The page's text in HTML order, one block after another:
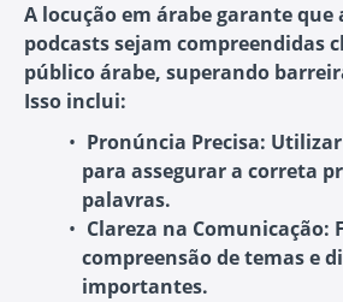
A locução em árabe garante que
podcasts sejam compreendidas
público árabe, superando
Isso inclui:
Pronúncia Precisa:
para assegurar a correta
palavras.
Clareza na Comunicação:
compreensão de temas e
importantes.